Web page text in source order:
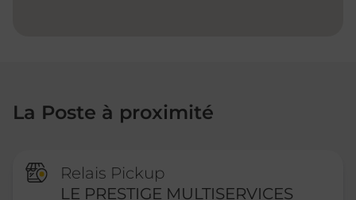
La Poste à proximité
Relais Pickup
LE PRESTIGE MULTISERVICES